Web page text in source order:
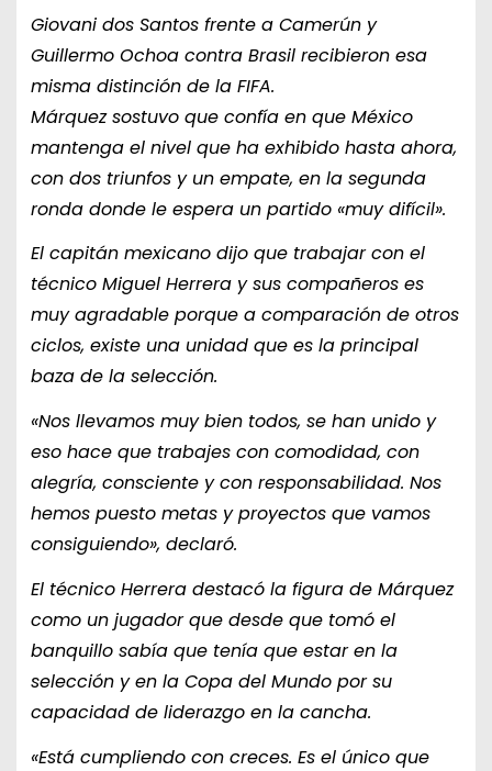
Giovani dos Santos frente a Camerún y
Guillermo Ochoa contra Brasil recibieron esa
misma distinción de la FIFA.
Márquez sostuvo que confía en que México
mantenga el nivel que ha exhibido hasta ahora,
con dos triunfos y un empate, en la segunda
ronda donde le espera un partido «muy difícil».
El capitán mexicano dijo que trabajar con el
técnico Miguel Herrera y sus compañeros es
muy agradable porque a comparación de otros
ciclos, existe una unidad que es la principal
baza de la selección.
«Nos llevamos muy bien todos, se han unido y
eso hace que trabajes con comodidad, con
alegría, consciente y con responsabilidad. Nos
hemos puesto metas y proyectos que vamos
consiguiendo», declaró.
El técnico Herrera destacó la figura de Márquez
como un jugador que desde que tomó el
banquillo sabía que tenía que estar en la
selección y en la Copa del Mundo por su
capacidad de liderazgo en la cancha.
«Está cumpliendo con creces. Es el único que